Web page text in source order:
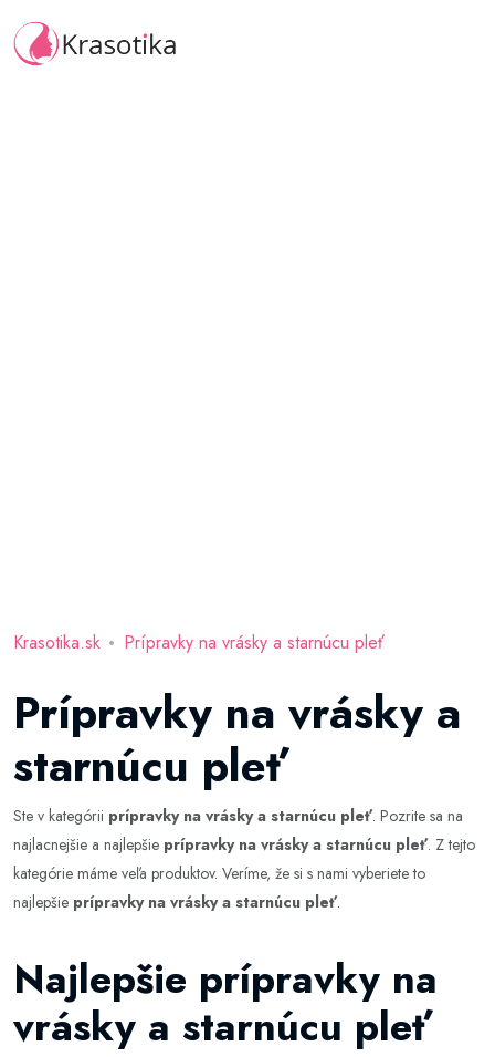
Krasotika.sk Prípravky na vrásky a starnúcu pleť
Prípravky na vrásky a
starnúcu pleť
Ste v kategórii prípravky na vrásky a starnúcu pleť. Pozrite sa na
najlacnejšie a najlepšie prípravky na vrásky a starnúcu pleť. Z tejto
kategórie máme veľa produktov. Veríme, že si s nami vyberiete to
najlepšie prípravky na vrásky a starnúcu pleť.
Najlepšie prípravky na
vrásky a starnúcu pleť